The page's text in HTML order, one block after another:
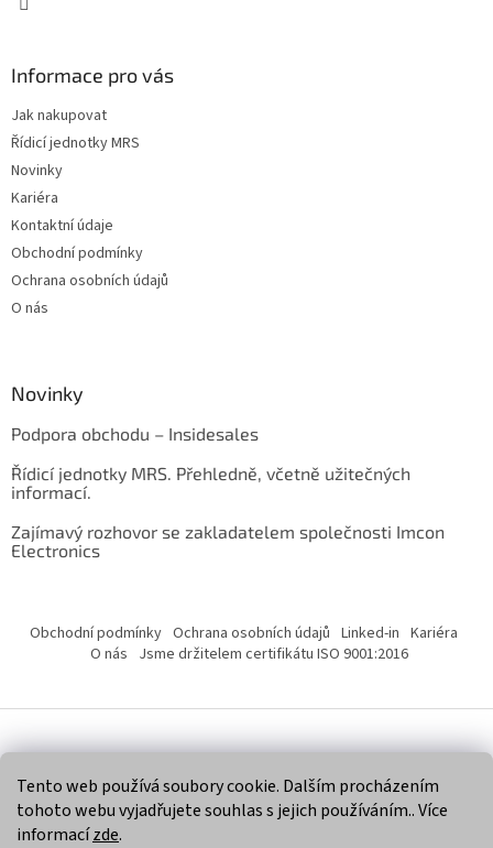
Tento web používá soubory cookie. Dalším procházením
tohoto webu vyjadřujete souhlas s jejich používáním.. Více
informacízde.
Informace pro vás
Jak nakupovat
Řídicí jednotky MRS
Novinky
Kariéra
Kontaktní údaje
Obchodní podmínky
Ochrana osobních údajů
O nás
Novinky
Podpora obchodu – Insidesales
Řídicí jednotky MRS. Přehledně, včetně užitečných
informací.
Zajímavý rozhovor se zakladatelem společnosti Imcon
Electronics
Obchodní podmínky Ochrana osobních údajů Linked-in Kariéra
O nás Jsme držitelem certifikátu ISO 9001:2016
Copyright 2026